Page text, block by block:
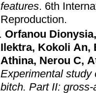
features. 6th
Reproduction.
Orfanou Dionysia
Ilektra, Kokoli An,
Athina, Nerou C,
Experimental study
bitch. Part II: